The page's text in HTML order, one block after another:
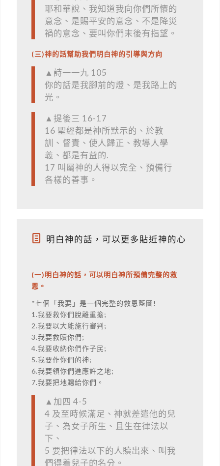
耶和華說、我知道我向你們所懷的
意念、是賜平安的意念、不是降災
禍的意念、要叫你們末後有指望。
(三)神的話幫助我們明白神的引導與方向
▲詩一一九 105
你的話是我腳前的燈、是我路上的
光。
▲提後三 16-17
16 聖經都是神所默示的、於教
訓、督責、使人歸正、教導人學
義、都是有益的.
17 叫屬神的人得以完全、預備行
各樣的善事。
明白神的話，可以更多貼近神的心
(一)明白神的話，可以明白神所預備完整的救
恩。
*七個「我要」是一個完整的救恩藍圖!
1.我要救你們脫離重擔;
2.我要以大能施行審判;
3.我要救贖你們;
4.我要收納你們作子民;
5.我要作你們的神;
6.我要領你們進應許之地;
7.我要把地賜給你們。
▲加四 4-5
4 及至時候滿足、神就差遣他的兒
子、為女子所生、且生在律法以
下、
5 要把律法以下的人贖出來、叫我
們得着兒子的名分。